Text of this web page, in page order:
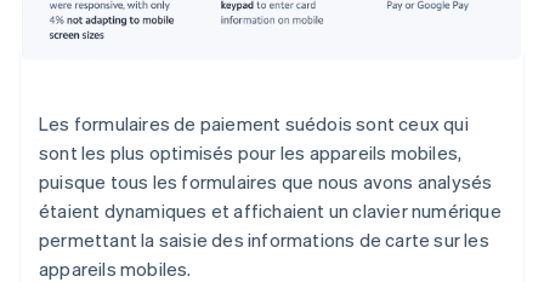
Les formulaires de paiement suédois sont ceux qui
sont les plus optimisés pour les appareils mobiles,
puisque tous les formulaires que nous avons analysés
étaient dynamiques et affichaient un clavier numérique
permettant la saisie des informations de carte sur les
appareils mobiles.